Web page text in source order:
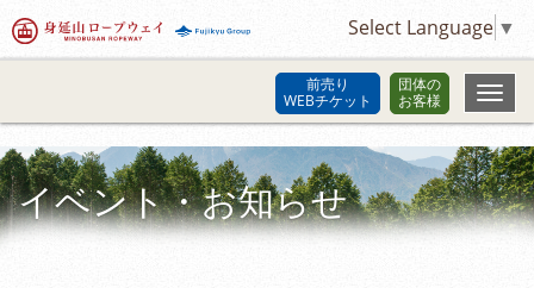
Select Language ▼
前売り
WEBチケット
団体の
お客様
イベント・お知らせ